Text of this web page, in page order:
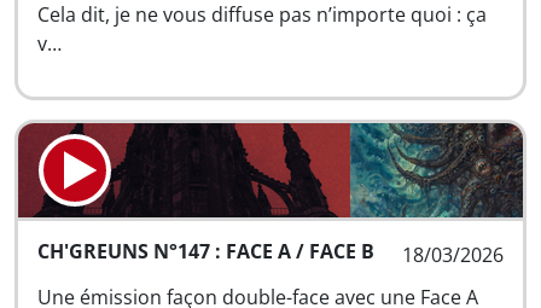
Cela dit, je ne vous diffuse pas n’importe quoi : ça
v…
18/03/2026
CH'GREUNS N°147 : FACE A / FACE B
Une émission façon double-face avec une Face A